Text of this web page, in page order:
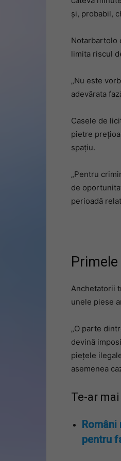
și, probabil,
Notarbartolo
limita riscul
„Nu este
adevărata
Casele de
pietre
spațiu.
„Pentru
de
perioadă
Anchetatorii
unele piese
„O parte
devină
piețele
asemenea
Te-ar
pentru